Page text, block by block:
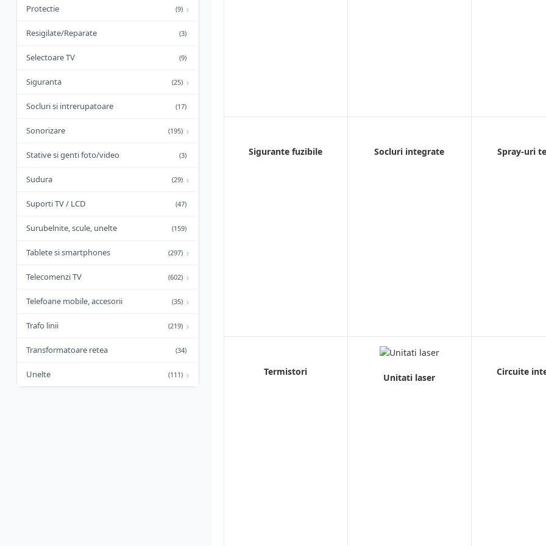
Protectie (9) ›
Resigilate/Reparate (3)
Selectoare TV (9)
Siguranta (25) ›
Socluri si intrerupatoare (17)
Sonorizare (195) ›
Stative si genti foto/video (3)
Sudura (29) ›
Suporti TV / LCD (47)
Surubelnite, scule, unelte (159)
Tablete si smartphones (297) ›
Telecomenzi TV (602) ›
Telefoane mobile, accesorii (35) ›
Trafo linii (219) ›
Transformatoare retea (34)
Unelte (111) ›
Sigurante fuzibile Socluri integrate Spray-uri
Termistori
Unitati laser
Circuite